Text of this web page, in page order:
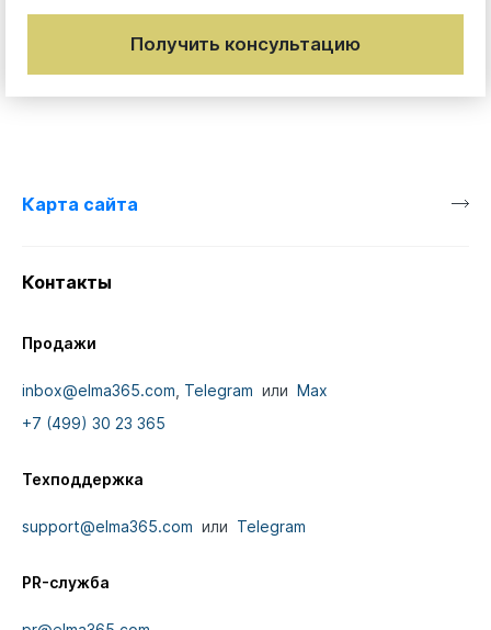
Получить консультацию
Карта сайта
Контакты
Продажи
inbox@elma365.com Telegram или Max
+7 (499) 30 23 365
Техподдержка
support@elma365.com или Telegram
PR-служба